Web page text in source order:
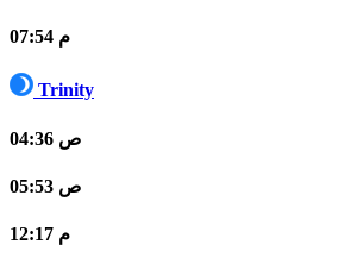
07:54 م
Trinity
04:36 ص
05:53 ص
12:17 م